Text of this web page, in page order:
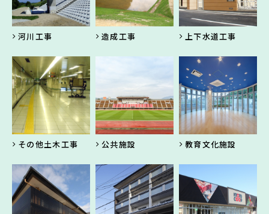
河川工事 造成工事 上下水道工事
その他土木工事 公共施設 教育文化施設